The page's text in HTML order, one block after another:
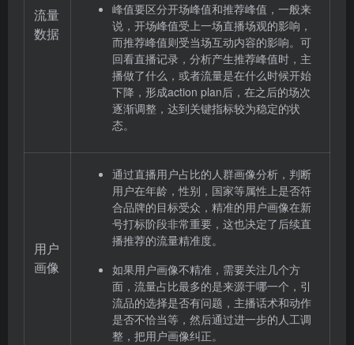
流量
数据
峰值要区分开场峰值和推荐峰值，一般来
说，开场峰值受上一场直播场观的影响，
而推荐峰值则受当场互动内容的影响。可
回看直播记录，分析产生推荐峰值时，主
播做了什么，或者流量是在什么时候开始
下降，形成action plan后，在之后的场次
逐渐调整，达到关键指标较为稳定的状
态。
用户
画像
通过直播用户占比的人群画像分析，判断
用户在年龄，性别，国家等属性上是否符
合品牌的目标受众，精准的用户画像在新
号打标阶段非常重要，这也决定了后续直
播推荐的流量精准度。
如果用户画像不精准，需要关注几个方
面，流量占比最多的是来源于哪一个，引
流品的选择是否有问题，主播话术和动作
是否不恰当等，然后通过进一步的人工调
整，把用户画像纠正。